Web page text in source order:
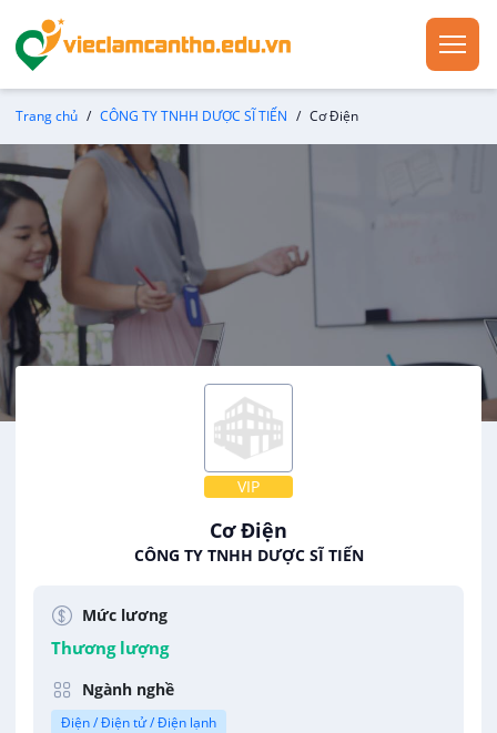
Trang chủ CÔNG TY TNHH DƯỢC SĨ TIẾN Cơ Điện
VIP
Cơ Điện
CÔNG TY TNHH DƯỢC SĨ TIẾN
Mức lương
Thương lượng
Ngành nghề
Điện / Điện tử / Điện lạnh